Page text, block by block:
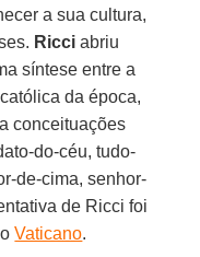
a sua cultura,
Ricci abriu
síntese entre a
da época,
conceituações
do-céu, tudo-
de-cima, senhor-
de Ricci foi
Vaticano.